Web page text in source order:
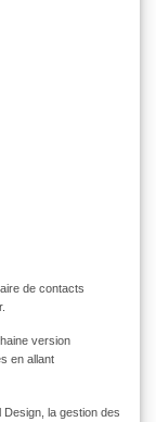
de contacts
version
en allant
Design, la gestion des